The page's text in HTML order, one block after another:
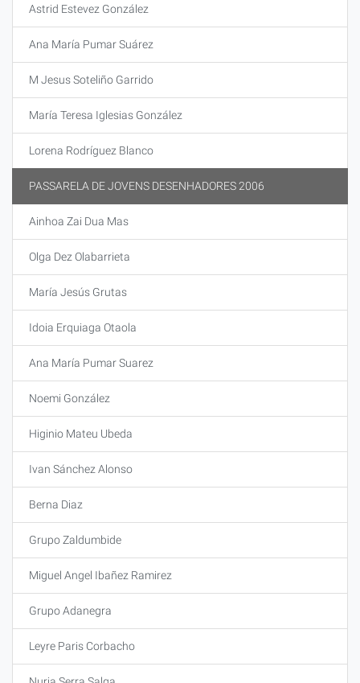
Astrid Estevez González
Ana María Pumar Suárez
M Jesus Soteliño Garrido
María Teresa Iglesias González
Lorena Rodríguez Blanco
PASSARELA DE JOVENS DESENHADORES 2006
Ainhoa Zai Dua Mas
Olga Dez Olabarrieta
María Jesús Grutas
Idoia Erquiaga Otaola
Ana María Pumar Suarez
Noemi González
Higinio Mateu Ubeda
Ivan Sánchez Alonso
Berna Diaz
Grupo Zaldumbide
Miguel Angel Ibañez Ramirez
Grupo Adanegra
Leyre Paris Corbacho